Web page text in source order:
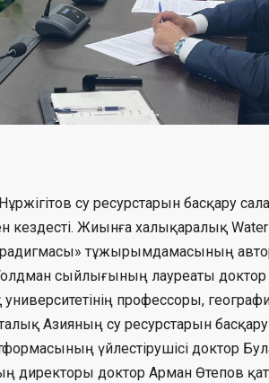
су ресурстарын басқару
кездесті. Жиынға халықаралық
тұжырымдамасының
сыйлығының лауреаты
профессоры,
Азияның су ресурстарын басқару
үйлестірушісі доктор
директоры доктор Арман Өтепов